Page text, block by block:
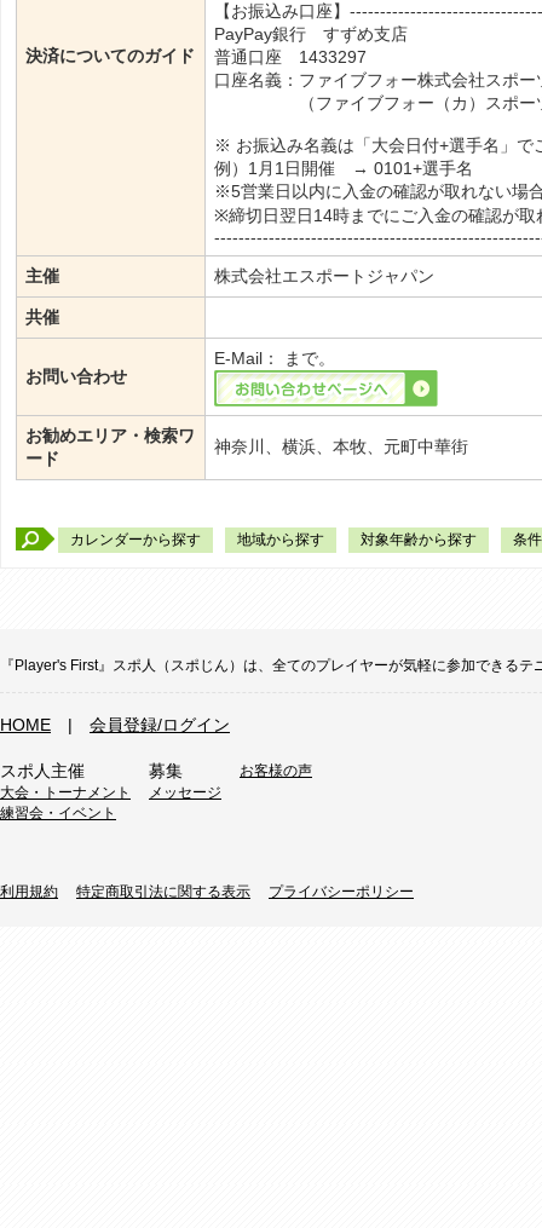
決済についてのガイド
【お振込み口座】
PayPay銀行 すずめ支店
普通口座 1433297
口座名義：ファイブフォー株式会社スポー
（ファイブフォー（カ）スポーツ
※ お振込み名義は「大会日付+選手名」で
例）1月1日開催 → 0101+選手名
※5営業日以内に入金の確認が取れない場
※締切日翌日14時までにご入金の確認が
主催
株式会社エスポートジャパン
共催
お問い合わせ
E-Mail： まで。
お勧めエリア・検索ワ
ード
神奈川、横浜、本牧、元町中華街
カレンダーから探す 地域から探す 対象年齢から探す 条
『Player's First』スポ人（スポじん）は、全てのプレイヤーが気軽に参加できる
HOME | 会員登録/ログイン
スポ人主催
大会・トーナメント
練習会・イベント
募集
メッセージ
お客様の声
利用規約 特定商取引法に関する表示 プライバシーポリシー